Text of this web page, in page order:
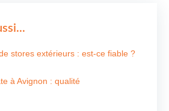
stores extérieurs : est-ce fiable ?
à Avignon : qualité